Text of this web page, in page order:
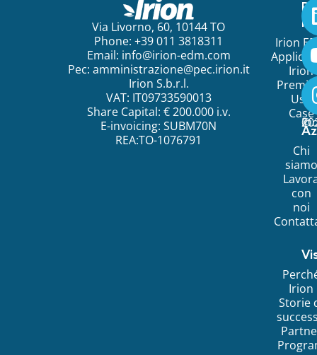
Via Livorno, 60, 10144 TO
Phone: +39 011 3818311
Email: info@irion-edm.com
Pec: amministrazione@pec.irion.it
Irion S.b.r.l.
VAT: IT09733590013
Share Capital: € 200.000 i.v.
E-invoicing: SUBM70N
REA:TO-1076791
Irion
Irion
Use
Case
Chi
siamo
con
noi
Irion
Storie
©